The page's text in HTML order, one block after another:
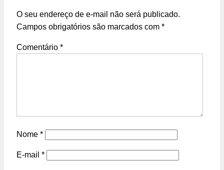
O seu endereço de e-mail não será publicado.
Campos obrigatórios são marcados com *
Comentário *
Nome *
E-mail *